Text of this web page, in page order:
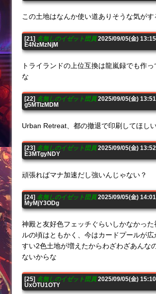
この土地はなんか使い道ありそうな気がす
[21] 名無しのイゼット団員2025/09/05(金)
E4NzMzNjM
トライランドの上位互換は龍嵐録でも作
な
[22] 名無しのイゼット団員2025/09/05(金)
g5MTIzMDM
Urban Retreat、都の撤退で印刷してほし
[23] 名無しのイゼット団員2025/09/05(金)
E3MTgyNDY
頑張ればマナ加速だし強いんじゃない？
[24] 名無しのイゼット団員2025/09/05(金)
MyMjY3ODg
神殿と友好色フェッチぐらいしかなかった
ルの頃はともかく、今はカードプールが
すい2色土地が増えたからわざわざあんな
ないからな
[25] 名無しのイゼット団員2025/09/05(金)
UxOTU1OTY